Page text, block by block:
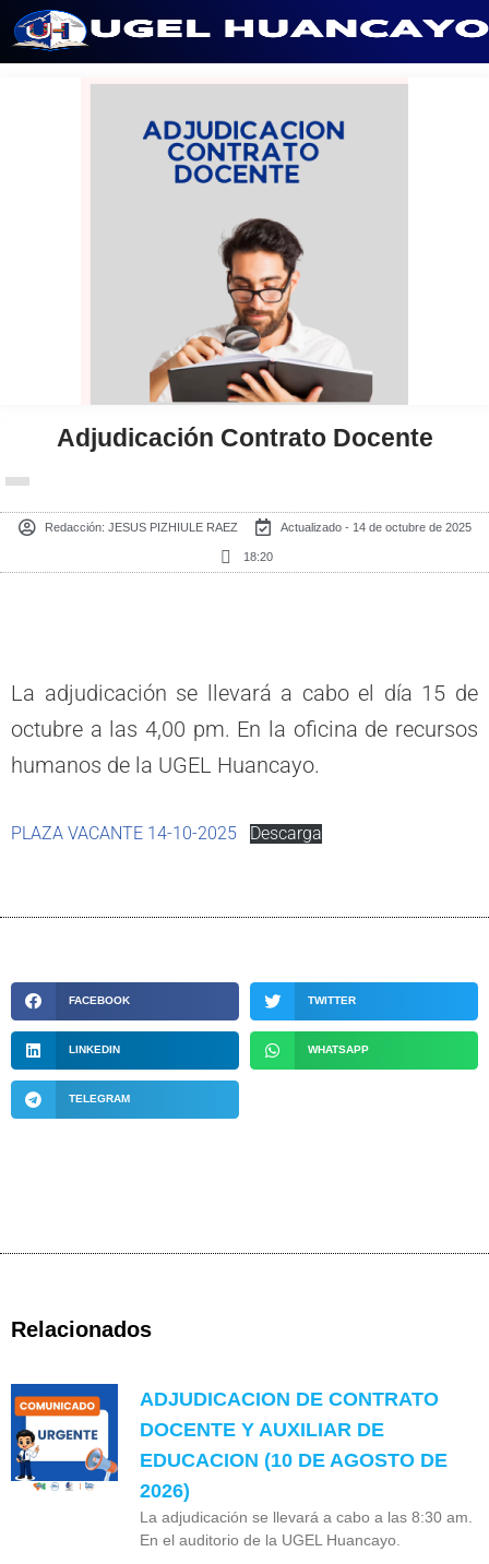
Adjudicación Contrato Docente
Redacción: JESUS PIZHIULE RAEZ Actualizado - 14 de octubre de 2025
18:20
La adjudicación se llevará a cabo el día 15 de
octubre a las 4,00 pm. En la oficina de recursos
humanos de la UGEL Huancayo.
PLAZA VACANTE 14-10-2025 Descarga
FACEBOOK TWITTER
LINKEDIN WHATSAPP
TELEGRAM
Relacionados
ADJUDICACION DE CONTRATO
DOCENTE Y AUXILIAR DE
EDUCACION (10 DE AGOSTO DE
2026)
La adjudicación se llevará a cabo a las 8:30 am.
En el auditorio de la UGEL Huancayo.